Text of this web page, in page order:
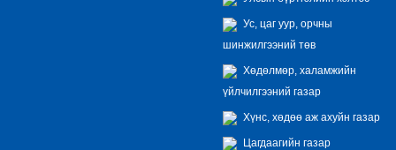
Ус, цаг уур, орчны
шинжилгээний төв
Хөдөлмөр, халамжийн
үйлчилгээний газар
Хүнс, хөдөө аж ахуйн газар
Цагдаагийн газар